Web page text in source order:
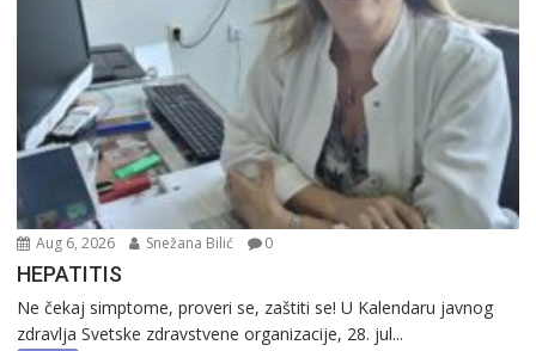
Aug 6, 2026 Snežana Bilić 0
HEPATITIS
Ne čekaj simptome, proveri se, zaštiti se! U Kalendaru javnog
zdravlja Svetske zdravstvene organizacije, 28. jul...